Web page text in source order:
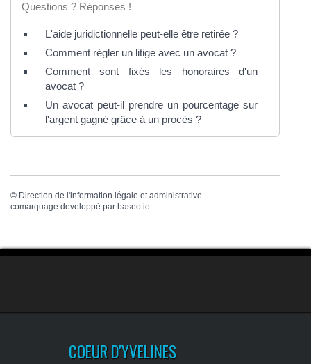
Questions ? Réponses !
L'aide juridictionnelle peut-elle être retirée ?
Comment régler un litige avec un avocat ?
Comment sont fixés les honoraires d'un
avocat ?
Un avocat peut-il prendre un pourcentage sur
l'argent gagné grâce à un procès ?
© Direction de l'information légale et administrative
comarquage developpé par baseo.io
COEUR D'YVELINES